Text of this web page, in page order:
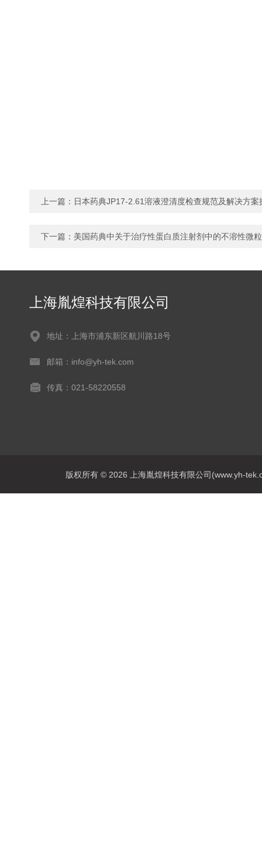
上一篇： 日本药典JP17-2.61溶液澄清度检查规范及解决方案
下一篇： 美国药典中关于治疗性蛋白质注射剂中的不溶性微
上海胤煌科技有限公司
地址：上海市浦东新区航川路18号
邮箱：info@yh-tek.com
传真：021-58220558
版权所有 © 2026 上海胤煌科技有限公司(www.yh-